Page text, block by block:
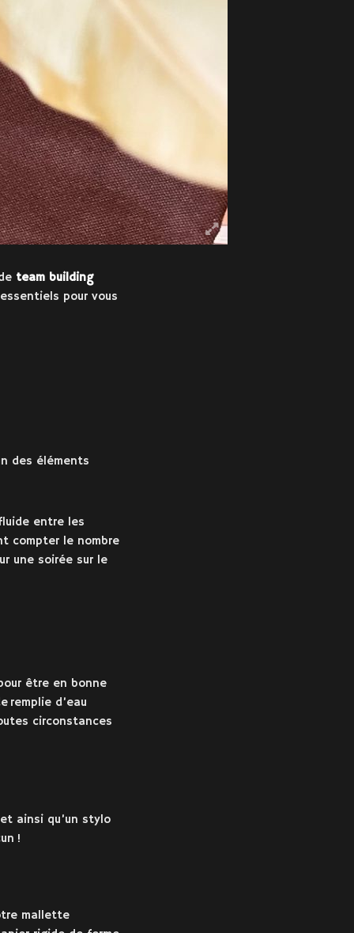
team building
pour vous
des éléments
entre les
compter le nombre
une soirée sur le
être en bonne
remplie d’eau
circonstances
ainsi qu’un stylo
!
mallette